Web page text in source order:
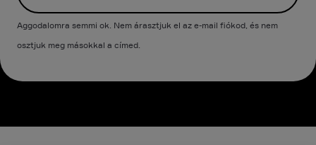
Aggodalomra semmi ok. Nem árasztjuk el az e-mail fiókod, és nem
osztjuk meg másokkal a címed.